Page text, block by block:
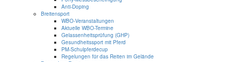
Anti-Doping
Breitensport
WBO-Veranstaltungen
Aktuelle WBO-Termine
Gelassenheitsprüfung (GHP)
Gesundheitssport mit Pferd
PM-Schulpferdecup
Regelungen für das Reiten im Gelände